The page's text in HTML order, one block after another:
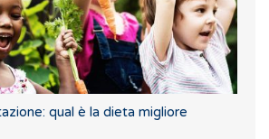
qual è la dieta migliore